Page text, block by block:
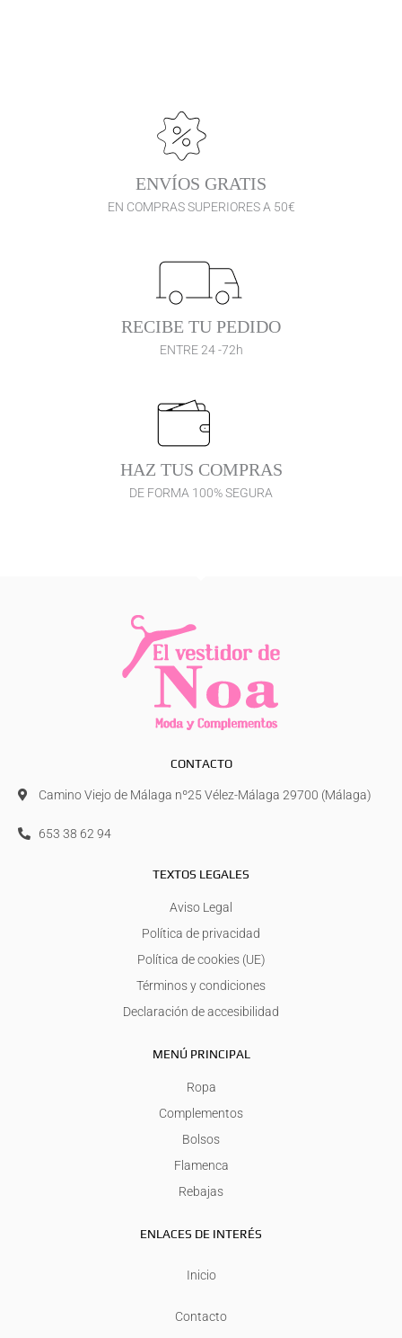
ENVÍOS GRATIS
EN COMPRAS SUPERIORES A 50€
RECIBE TU PEDIDO
ENTRE 24 -72h
HAZ TUS COMPRAS
DE FORMA 100% SEGURA
CONTACTO
Camino Viejo de Málaga nº25 Vélez-Málaga 29700 (Málaga)
653 38 62 94
TEXTOS LEGALES
Aviso Legal
Política de privacidad
Política de cookies (UE)
Términos y condiciones
Declaración de accesibilidad
MENÚ PRINCIPAL
Ropa
Complementos
Bolsos
Flamenca
Rebajas
ENLACES DE INTERÉS
Inicio
Contacto